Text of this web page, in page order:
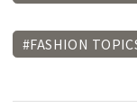
#FASHION